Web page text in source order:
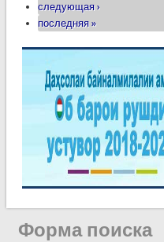
следующая ›
последняя »
Форма поиска